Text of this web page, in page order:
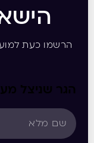
הרשמו כעת
הגר שניצל